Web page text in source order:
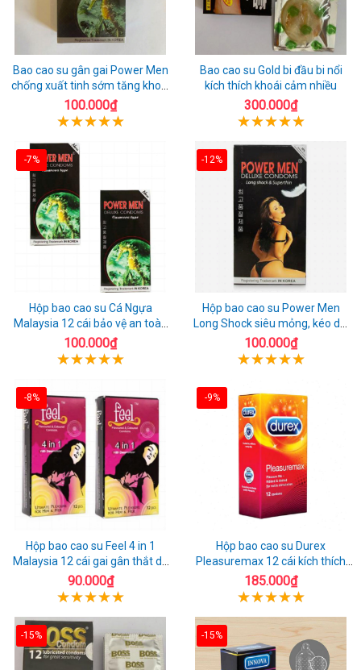
Bao cao su gân gai Power Men
chống xuất tinh sớm tăng khoái
cảm
100.000₫
Bao cao su Gold bi đầu bi nổi
kích thích khoái cảm nhiều
300.000₫
-7%
Hộp bao cao su Cá Ngựa
Malaysia 12 cái bảo vệ an toàn
tuyệt đối
100.000₫
-12%
Hộp bao cao su Power Men
Long Shock siêu mỏng, kéo dài
quan hệ thoải mái
100.000₫
-8%
Hộp bao cao su Feel 4 in 1
Malaysia 12 cái gai gân thắt dễ
sử dụng
90.000₫
-9%
Hộp bao cao su Durex
Pleasuremax 12 cái kích thích
tăng khoái cảm
185.000₫
-15% -15%